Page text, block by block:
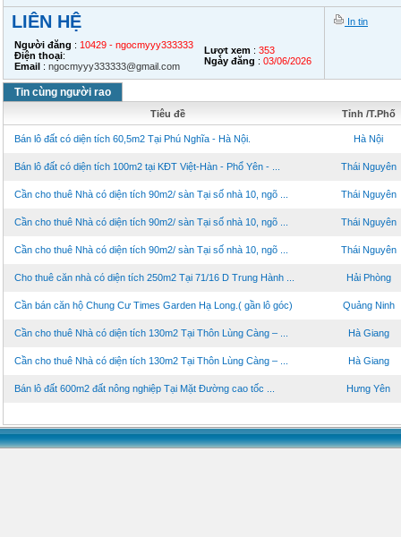
LIÊN HỆ
Người đăng : 10429 - ngocmyyy333333
Điện thoại:
Email : ngocmyyy333333@gmail.com
Lượt xem : 353
Ngày đăng : 03/06/2026
In tin
Tin cùng người rao
Tiêu đề Tỉnh /T.Phố
Bán lô đất có diện tích 60,5m2 Tại Phú Nghĩa - Hà Nội. Hà Nội
Bán lô đất có diện tích 100m2 tại KĐT Việt-Hàn - Phổ Yên - ... Thái Nguyên
Cần cho thuê Nhà có diện tích 90m2/ sàn Tại số nhà 10, ngõ ... Thái Nguyên
Cần cho thuê Nhà có diện tích 90m2/ sàn Tại số nhà 10, ngõ ... Thái Nguyên
Cần cho thuê Nhà có diện tích 90m2/ sàn Tại số nhà 10, ngõ ... Thái Nguyên
Cho thuê căn nhà có diện tích 250m2 Tại 71/16 D Trung Hành ... Hải Phòng
Cần bán căn hộ Chung Cư Times Garden Hạ Long.( gần lô góc) Quảng Ninh
Cần cho thuê Nhà có diện tích 130m2 Tại Thôn Lùng Càng – ... Hà Giang
Cần cho thuê Nhà có diện tích 130m2 Tại Thôn Lùng Càng – ... Hà Giang
Bán lô đất 600m2 đất nông nghiệp Tại Mặt Đường cao tốc ... Hưng Yên